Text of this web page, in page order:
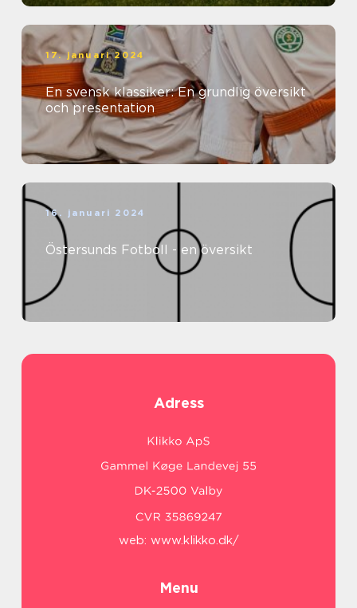
17. januari 2024
En svensk klassiker: En grundlig översikt
och presentation
16. januari 2024
Östersunds Fotboll - en översikt
Adress
web: www.klikko.dk/
Menu